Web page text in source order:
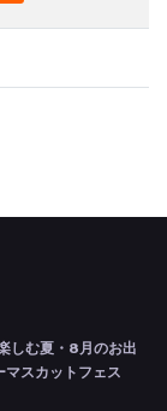
しむ夏・8月のお出
スカットフェス